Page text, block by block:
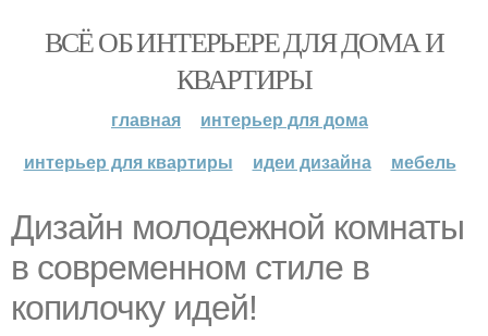
ВСЁ ОБ ИНТЕРЬЕРЕ ДЛЯ ДОМА И
КВАРТИРЫ
главная
интерьер для дома
интерьер для квартиры
идеи дизайна мебель
Дизайн молодежной комнаты
в современном стиле в
копилочку идей!